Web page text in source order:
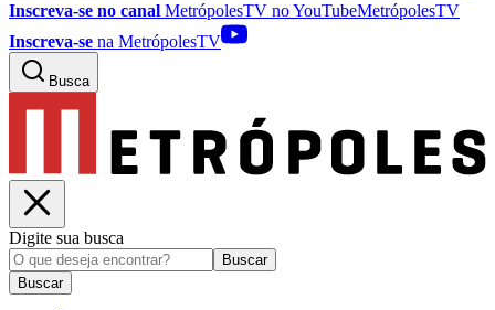
Inscreva-se no canal MetrópolesTV noYouTubeMetrópolesTV
Inscreva-se na MetrópolesTV
Busca
Digite sua busca
Buscar
Buscar